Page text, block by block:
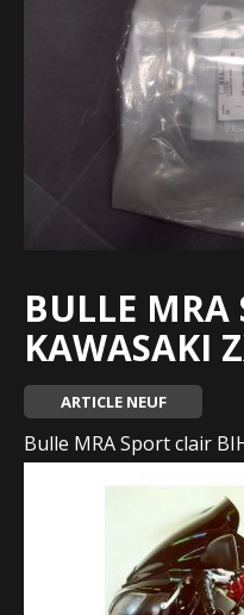
BULLE MRA
KAWASAKI
ARTICLE NEUF
Bulle MRA Sport clair